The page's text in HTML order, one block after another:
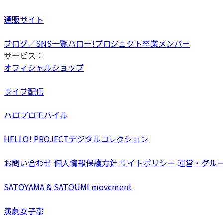
通販サイト
ブログ／SNS一覧ハロー!プロジェクト卒業メンバー
サービス：
オフィシャルショップ
ライブ配信
ハロプロモバイル
HELLO! PROJECTデジタルコレクション
お問い合わせ 個人情報保護方針 サイトポリシー 運営・グル
SATOYAMA & SATOUMI movement
演劇女子部